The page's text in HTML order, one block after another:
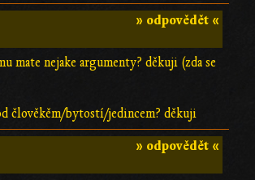
» odpovědět «
mate nejake argumenty? děkuji (zda se
člověkěm/bytostí/jedincem? děkuji
» odpovědět «